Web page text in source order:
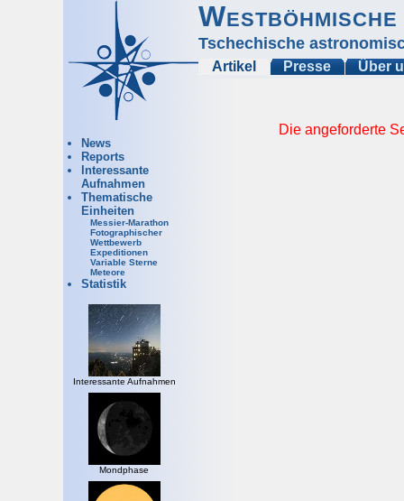
Tschechische
Artikel Presse Über
News
Reports
Interessante
Aufnahmen
Thematische
Einheiten
Messier-Marathon
Fotographischer
Wettbewerb
Expeditionen
Variable Sterne
Meteore
Statistik
Interessante Aufnahmen
Mondphase
Die angeforderte